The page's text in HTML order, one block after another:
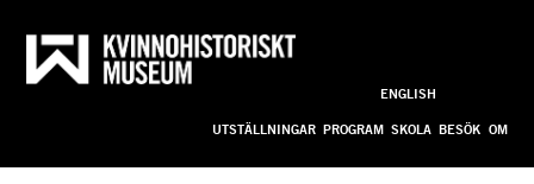
Till innehållet
ENGLISH
UTSTÄLLNINGAR PROGRAM SKOLA BESÖK OM
Haenyeo